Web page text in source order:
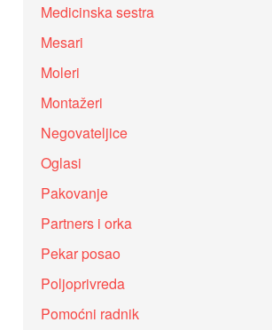
Medicinska sestra
Mesari
Moleri
Montažeri
Negovateljice
Oglasi
Pakovanje
Partners i orka
Pekar posao
Poljoprivreda
Pomoćni radnik